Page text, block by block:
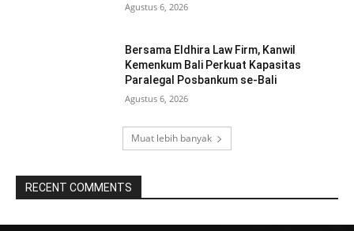
Agustus 6, 2026
Bersama Eldhira Law Firm, Kanwil
Kemenkum Bali Perkuat Kapasitas
Paralegal Posbankum se-Bali
Agustus 6, 2026
Muat lebih banyak
RECENT COMMENTS